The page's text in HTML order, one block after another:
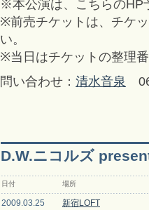
※本公演は、こちらのHP
※前売チケットは、チケ
い。
※当日はチケットの整理
問い合わせ： 清水音泉
D.W.ニコルズ
日付 場所
2009.03.25
新宿LOFT